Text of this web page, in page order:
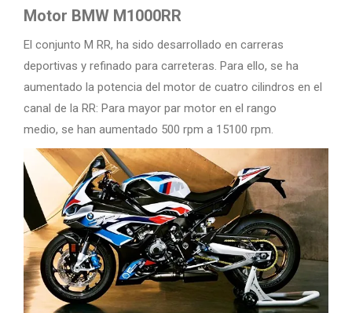
Motor BMW M1000RR
El conjunto M RR, ha sido desarrollado en carreras
deportivas y refinado para carreteras. Para ello, se ha
aumentado la potencia del motor de cuatro cilindros en el
canal de la RR: Para mayor par motor en el rango
medio, se han aumentado 500 rpm a 15100 rpm.